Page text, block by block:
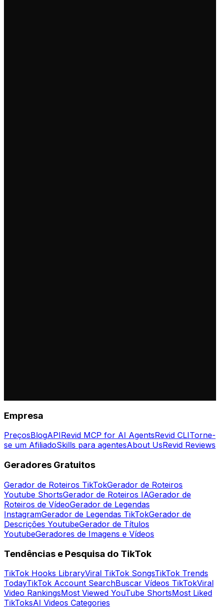
Empresa
PreçosBlogAPIRevid MCP for AI AgentsRevid CLITorne-
se um AfiliadoSkills para agentesAbout UsRevid Reviews
Geradores Gratuitos
Gerador de Roteiros TikTokGerador de Roteiros
Youtube ShortsGerador de Roteiros IAGerador de
Roteiros de VídeoGerador de Legendas
InstagramGerador de Legendas TikTokGerador de
Descrições YoutubeGerador de Títulos
YoutubeGeradores de Imagens e Vídeos
Tendências e Pesquisa do TikTok
TikTok Hooks LibraryViral TikTok SongsTikTok Trends
TodayTikTok Account SearchBuscar Vídeos TikTokViral
Video RankingsMost Viewed YouTube ShortsMost Liked
TikToksAI Videos Categories